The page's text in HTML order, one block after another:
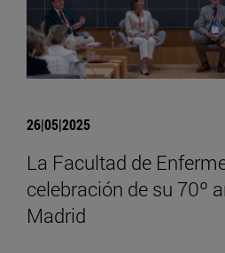
26|05|2025
La Facultad de
celebración de su 70º
Madrid